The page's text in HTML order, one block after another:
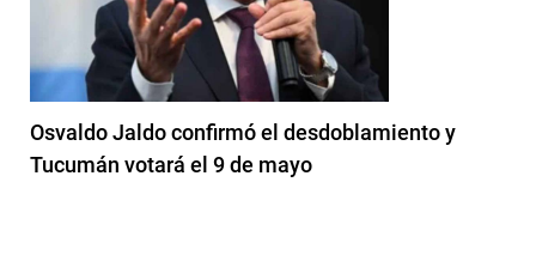
Osvaldo Jaldo confirmó el desdoblamiento y
Tucumán votará el 9 de mayo